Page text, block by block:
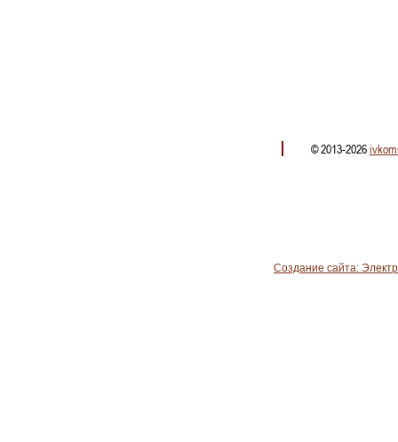
© 2013-2026
Создание сайта: